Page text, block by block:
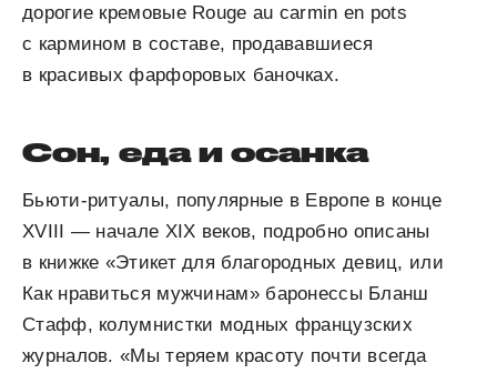
дорогие кремовые Rouge au carmin en pots
с кармином в составе, продававшиеся
в красивых фарфоровых баночках.
Сон, еда и осанка
Бьюти-ритуалы, популярные в Европе в конце
XVIII — начале XIX веков, подробно описаны
в книжке «Этикет для благородных девиц, или
Как нравиться мужчинам» баронессы Бланш
Стафф, колумнистки модных французских
журналов. «Мы теряем красоту почти всегда